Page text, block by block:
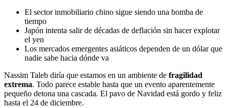
El sector inmobiliario chino sigue siendo una bomba de
tiempo
Japón intenta salir de décadas de deflación sin hacer explotar
el yen
Los mercados emergentes asiáticos dependen de un dólar que
nadie sabe hacia dónde va
Nassim Taleb diría que estamos en un ambiente de fragilidad
extrema. Todo parece estable hasta que un evento aparentemente
pequeño detona una cascada. El pavo de Navidad está gordo y feliz
hasta el 24 de diciembre.